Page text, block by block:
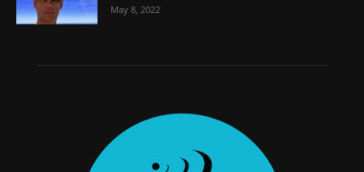
May 8, 2022